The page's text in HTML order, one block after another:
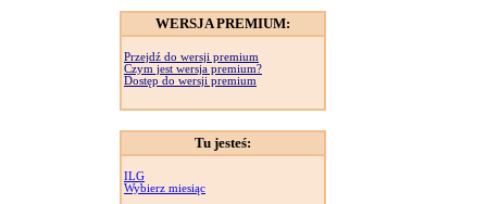
WERSJA PREMIUM:
Przejdź do wersji premium
Czym jest wersja premium?
Dostęp do wersji premium
Tu jesteś:
ILG
Wybierz miesiąc